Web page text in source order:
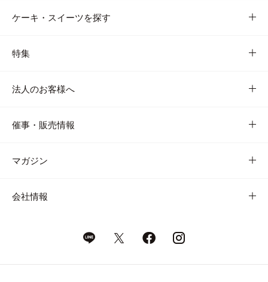
ケーキ・スイーツを探す
特集
法人のお客様へ
催事・販売情報
マガジン
会社情報